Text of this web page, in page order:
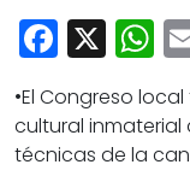
Deportes
Opinión X
•El Congreso
cultural inmaterial
técnicas de la